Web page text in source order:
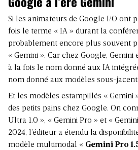
Si les animateurs de Google I/O ont
fois le terme « IA » durant la
probablement encore plus souvent
« Gemini ». Car chez Google, Gemini
à la fois le nom donné aux IA
nom donné aux modèles sous-
Et les modèles estampillés «
des petits pains chez Google. On
Ultra 1.0 », « Gemini Pro » et «
2024, l’éditeur a étendu la
modèle multimodal « Gemini Pro